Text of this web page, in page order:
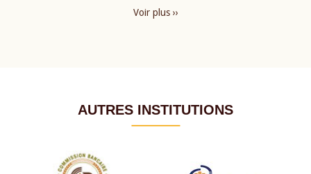
Voir plus ››
AUTRES INSTITUTIONS